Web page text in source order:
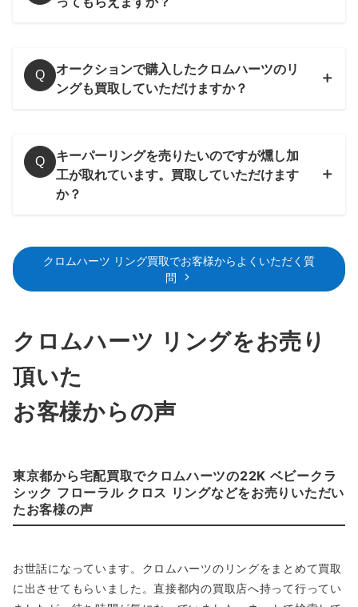
22K
ールドで作られたリングは特に高く買い取りさせて頂きます。
～500,000円買取
フローラルクロスリング
でも変わらぬ人気を誇るお品物は当店でも高価買取をさせてい
ただきます。
重厚感溢れる22K製フローラルクロスリングに眩いパヴェダイ
ヤを散りばめた贅沢なアイテムです。最高傑作とも謳われ、高
～1,400,000円買取
Q
オークションで購入したクロムハーツのリ
ングも買取していただけますか？
Q
キーパーリングを売りたいのですが燻し加
工が取れています。買取していただけます
か？
クロムハーツ リング買取でお客様からよくいただく質
問
クロムハーツ リングをお売り
頂いた
お客様からの声
東京都から宅配買取でクロムハーツの22K ベビークラ
シック フローラル クロス リングなどをお売りいただい
たお客様の声
お世話になっています。クロムハーツのリングをまとめて買取
に出させてもらいました。直接都内の買取店へ持って行ってい